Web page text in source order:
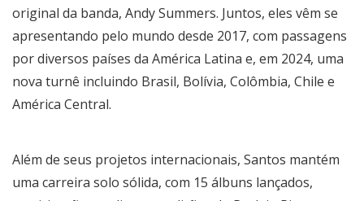
original da banda, Andy Summers. Juntos, eles vêm se
apresentando pelo mundo desde 2017, com passagens
por diversos países da América Latina e, em 2024, uma
nova turnê incluindo Brasil, Bolívia, Colômbia, Chile e
América Central.
Além de seus projetos internacionais, Santos mantém
uma carreira solo sólida, com 15 álbuns lançados,